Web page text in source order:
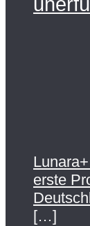
erste
[…]